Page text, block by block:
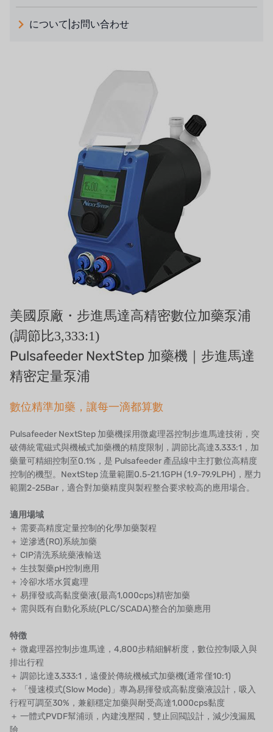
義大利 ATLAS
エマーソン、アメリカ
アメリカンペンテア
SIEMENSドイツ
アメリカのプルサフィーダー
デンマークダンフォス
フランスSUNTEC
美國 PUROLITE
日本のNOP
日本オリンピック
日本勝浦
BRAHMA、イタリア
鷺宮
ハネウェル
アズビル（山武）
オルトレマーレ
NIPCON
国内
自我
加藤
について|お問い合わせ
リクルートリセラーフォーム
美國原廠・步進馬達高精密數位加藥泵浦
(調節比3,333:1)
Pulsafeeder NextStep 加藥機｜步進馬達
精密定量泵浦
數位精準加藥，讓每一滴都算數
Pulsafeeder NextStep 加藥機採用微處理器控制步進馬達技術，突
破傳統電磁式與機械式加藥機的精度限制，調節比高達3,333:1，加
藥量可精細控制至0.1%，是 Pulsafeeder 產品線中主打數位高精度
控制的機型。NextStep 流量範圍0.5-21.1GPH (1.9-79.9LPH)，壓力
範圍2-25Bar，適合對加藥精度與製程整合要求較高的應用場合。
適用場域
＋ 需要高精度定量控制的化學加藥製程
＋ 逆滲透(RO)系統加藥
＋ CIP清洗系統藥液輸送
＋ 生技製藥pH控制應用
＋ 冷卻水塔水質處理
＋ 易揮發或高黏度藥液(最高1,000cps)精密加藥
＋ 需與既有自動化系統(PLC/SCADA)整合的加藥應用
特徴
＋ 微處理器控制步進馬達，4,800步精細解析度，數位控制吸入與
排出行程
＋ 調節比達3,333:1，遠優於傳統機械式加藥機(通常僅10:1)
＋ 「慢速模式(Slow Mode)」專為易揮發或高黏度藥液設計，吸入
行程可調至30%，兼顧穩定加藥與耐受高達1,000cps黏度
＋ 一體式PVDF幫浦頭，內建洩壓閥，雙止回閥設計，減少洩漏風
險